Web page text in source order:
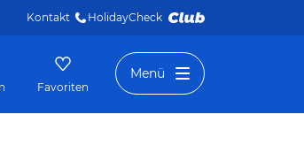
Kontakt HolidayCheck
Favoriten
Menü